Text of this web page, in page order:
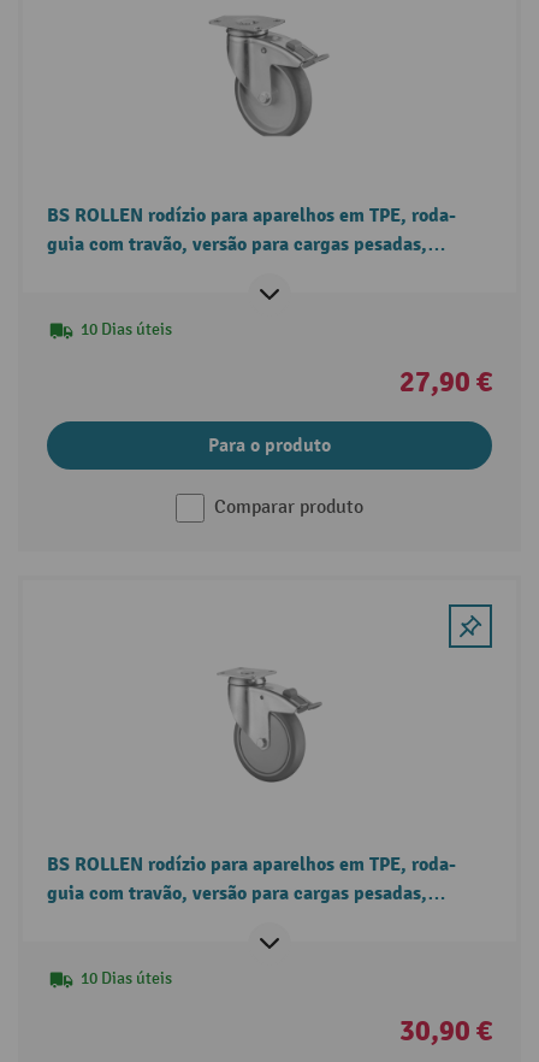
BS ROLLEN rodízio para aparelhos em TPE, roda-
guia com travão, versão para cargas pesadas,
10 Dias úteis
27,90 €
Para o produto
Comparar produto
BS ROLLEN rodízio para aparelhos em TPE, roda-
guia com travão, versão para cargas pesadas,
10 Dias úteis
30,90 €